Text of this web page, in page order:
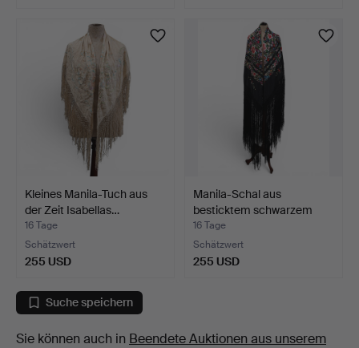
Kleines Manila-Tuch aus
der Zeit Isabellas…
16 Tage
Schätzwert
255 USD
Manila-Schal aus
besticktem schwarzem
Seid…
16 Tage
Schätzwert
255 USD
Suche speichern
Sie können auch in Beendete Auktionen aus unserem